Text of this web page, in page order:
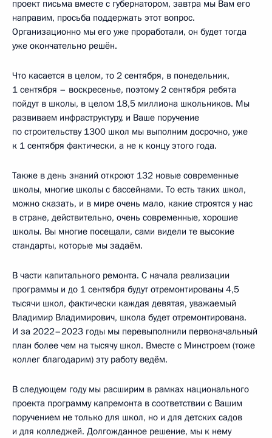
проект письма вместе с губернатором, завтра мы Вам его
направим, просьба поддержать этот вопрос.
Организационно мы его уже проработали, он будет тогда
уже окончательно решён.
Что касается в целом, то 2 сентября, в понедельник,
1 сентября – воскресенье, поэтому 2 сентября ребята
пойдут в школы, в целом 18,5 миллиона школьников. Мы
развиваем инфраструктуру, и Ваше поручение
по строительству 1300 школ мы выполним досрочно, уже
к 1 сентября фактически, а не к концу этого года.
Также в день знаний откроют 132 новые современные
школы, многие школы с бассейнами. То есть таких школ,
можно сказать, и в мире очень мало, какие строятся у нас
в стране, действительно, очень современные, хорошие
школы. Вы многие посещали, сами видели те высокие
стандарты, которые мы задаём.
В части капитального ремонта. С начала реализации
программы и до 1 сентября будут отремонтированы 4,5
тысячи школ, фактически каждая девятая, уважаемый
Владимир Владимирович, школа будет отремонтирована.
И за 2022–2023 годы мы перевыполнили первоначальный
план более чем на тысячу школ. Вместе с Минстроем (тоже
коллег благодарим) эту работу ведём.
В следующем году мы расширим в рамках национального
проекта программу капремонта в соответствии с Вашим
поручением не только для школ, но и для детских садов
и для колледжей. Долгожданное решение, мы к нему